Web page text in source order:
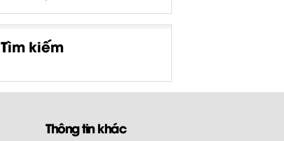
Tìm kiếm
Thông tin khác